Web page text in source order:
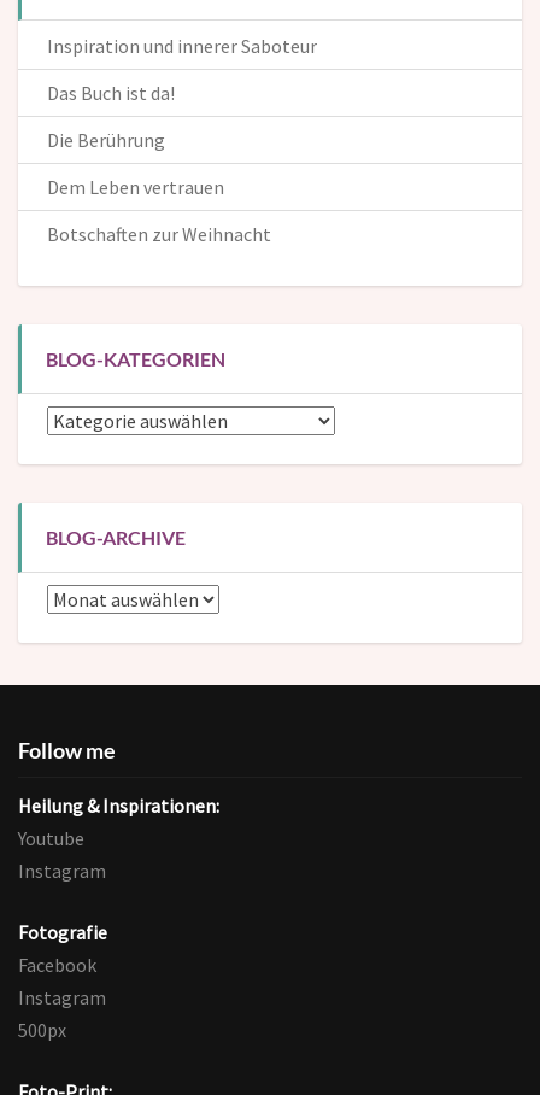
Inspiration und innerer Saboteur
Das Buch ist da!
Die Berührung
Dem Leben vertrauen
Botschaften zur Weihnacht
BLOG-KATEGORIEN
Blog-
BLOG-ARCHIVE
Blog-
Follow me
Heilung & Inspirationen:
Youtube
Instagram
Fotografie
Facebook
Instagram
500px